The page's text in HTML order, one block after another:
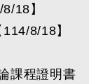
18】
8/18】
課程證明書